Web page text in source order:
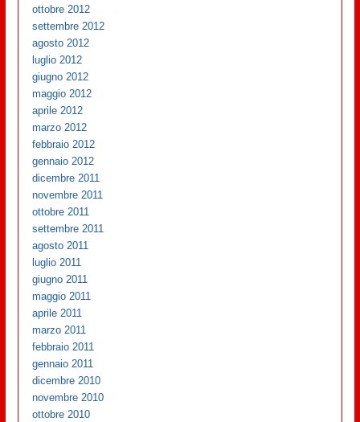
ottobre 2012
settembre 2012
agosto 2012
luglio 2012
giugno 2012
maggio 2012
aprile 2012
marzo 2012
febbraio 2012
gennaio 2012
dicembre 2011
novembre 2011
ottobre 2011
settembre 2011
agosto 2011
luglio 2011
giugno 2011
maggio 2011
aprile 2011
marzo 2011
febbraio 2011
gennaio 2011
dicembre 2010
novembre 2010
ottobre 2010